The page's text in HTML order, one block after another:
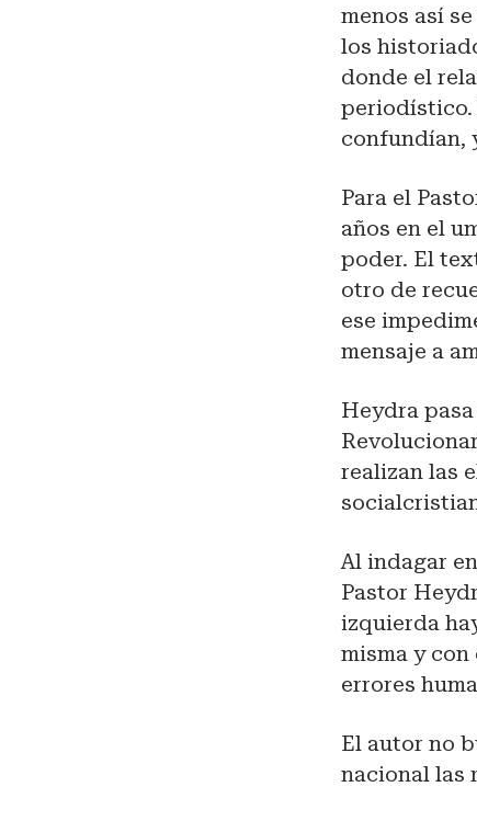
menos así
los
donde el
periodístico.
confundían,
Para el
años en el
poder. El
otro de
ese
mensaje a
Heydra
realizan las
Al indagar
Pastor
izquierda
misma y con
errores
El autor no
nacional las